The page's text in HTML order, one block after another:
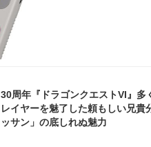
30周年『ドラゴンクエストVI』多
レイヤーを魅了した頼もしい兄貴
ッサン」の底しれぬ魅力